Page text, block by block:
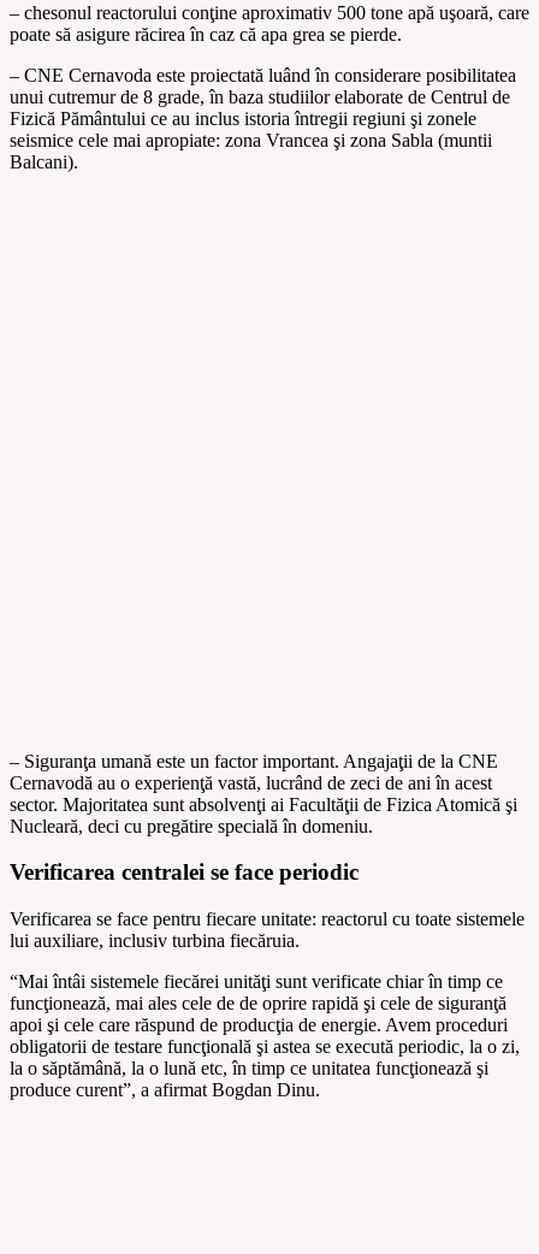
– chesonul reactorului conţine aproximativ 500 tone apă uşoară, care
poate să asigure răcirea în caz că apa grea se pierde.
– CNE Cernavoda este proiectată luând în considerare posibilitatea
unui cutremur de 8 grade, în baza studiilor elaborate de Centrul de
Fizică Pământului ce au inclus istoria întregii regiuni şi zonele
seismice cele mai apropiate: zona Vrancea şi zona Sabla (muntii
Balcani).
– Siguranţa umană este un factor important. Angajaţii de la CNE
Cernavodă au o experienţă vastă, lucrând de zeci de ani în acest
sector. Majoritatea sunt absolvenţi ai Facultăţii de Fizica Atomică şi
Nucleară, deci cu pregătire specială în domeniu.
Verificarea centralei se face periodic
Verificarea se face pentru fiecare unitate: reactorul cu toate sistemele
lui auxiliare, inclusiv turbina fiecăruia.
“Mai întâi sistemele fiecărei unităţi sunt verificate chiar în timp ce
funcţionează, mai ales cele de de oprire rapidă şi cele de siguranţă
apoi şi cele care răspund de producţia de energie. Avem proceduri
obligatorii de testare funcţională şi astea se execută periodic, la o zi,
la o săptămână, la o lună etc, în timp ce unitatea funcţionează şi
produce curent”, a afirmat Bogdan Dinu.